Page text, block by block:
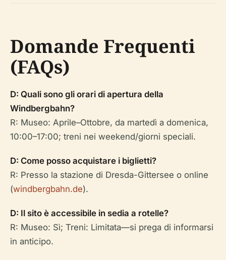
Domande Frequenti
(FAQs)
D: Quali sono gli orari di apertura della
Windbergbahn?
R: Museo: Aprile–Ottobre, da martedì a domenica,
10:00–17:00; treni nei weekend/giorni speciali.
D: Come posso acquistare i biglietti?
R: Presso la stazione di Dresda-Gittersee o online
(windbergbahn.de).
D: Il sito è accessibile in sedia a rotelle?
R: Museo: Sì; Treni: Limitata—si prega di informarsi
in anticipo.